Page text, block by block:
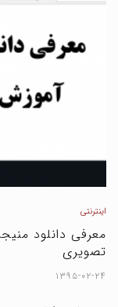
اینترنتی
تصویری
۱۳۹۵-۰۲-۲۴